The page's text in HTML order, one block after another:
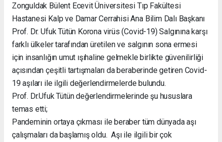
Zonguldak Bülent Ecevit Üniversitesi Tıp Fakültesi
Hastanesi Kalp ve Damar Cerrahisi Ana Bilim Dalı Başkanı
Prof. Dr. Ufuk Tütün Korona virüs (Covid-19) Salgınına karşı
farklı ülkeler tarafından üretilen ve salgının sona ermesi
için insanlığın umut ışıhaline gelmekle birlikte güvenilirliği
açısından çeşitli tartışmaları da beraberinde getiren Covid-
19 aşıları ile ilgili değerlendirmelerde bulundu.
Prof. Dr.Ufuk Tütün değerlendirmelerinde şu hususlara
temas etti;
Pandeminin ortaya çıkması ile beraber tüm dünyada aşı
çalışmaları da başlamış oldu. Aşı ile ilgili bir çok